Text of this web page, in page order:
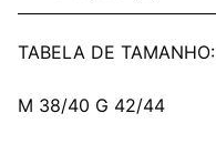
TABELA DE TAMANHO:
M 38/40 G 42/44